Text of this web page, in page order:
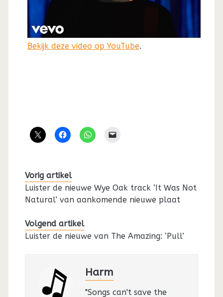
Bekijk deze video op YouTube.
Vorig artikel
Luister de nieuwe Wye Oak track ‘It Was Not
Natural’ van aankomende nieuwe plaat
Volgend artikel
Luister de nieuwe van The Amazing: ‘Pull’
Harm
"Songs can't save the